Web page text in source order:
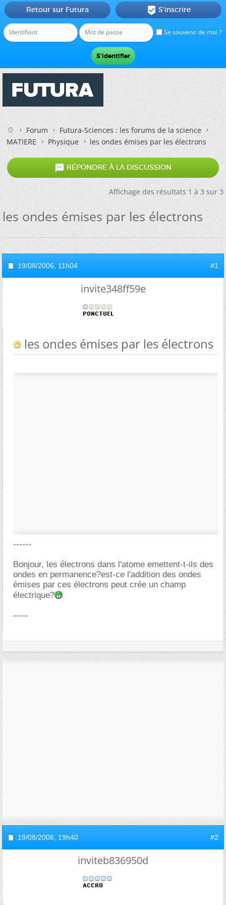
Se souvenir de moi ?
Retour sur Futura  S'inscrire
Forum
Futura-Sciences : les forums de la science
MATIERE
Physique les ondes émises par les électrons
 RÉPONDRE À LA DISCUSSION
Affichage des résultats 1 à 3 sur 3
les ondes émises par les électrons
19/08/2006, 11h04 #1
invite348ff59e
les ondes émises par les électrons
------
Bonjour, les électrons dans l'atome emettent-t-ils des
ondes en permanence?est-ce l'addition des ondes
émises par ces électrons peut crée un champ
électrique?
-----
19/08/2006, 19h40 #2
inviteb836950d